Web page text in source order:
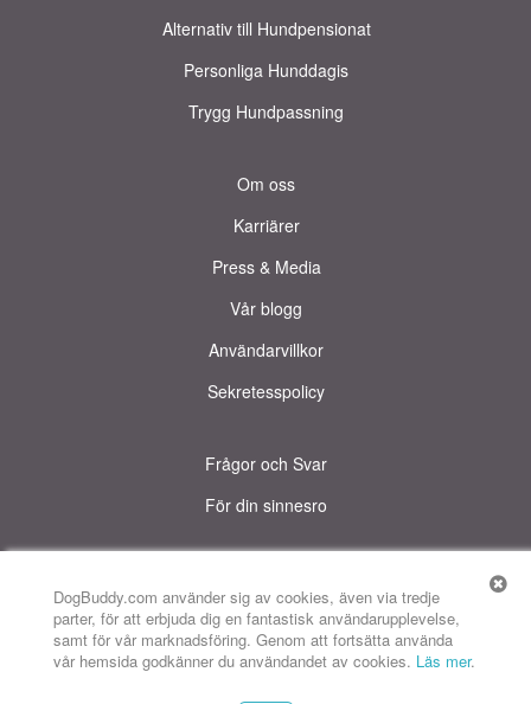
DogBuddy.com använder sig av cookies, även via tredje
parter, för att erbjuda dig en fantastisk användarupplevelse,
samt för vår marknadsföring. Genom att fortsätta använda
vår hemsida godkänner du användandet av cookies. Läs mer.
Alternativ till Hundpensionat
Personliga Hunddagis
Trygg Hundpassning
Om oss
Karriärer
Press & Media
Vår blogg
Användarvillkor
Sekretesspolicy
Frågor och Svar
För din sinnesro
DogBuddy Storbritannien DogBuddy Spanien DogBuddy Italien